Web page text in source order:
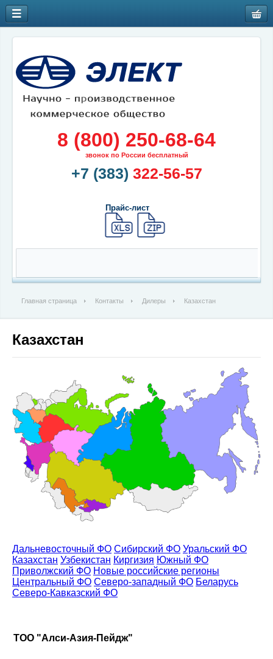
8 (800) 250-68-64
звонок по России бесплатный
+7 (383) 322-56-57
Прайс-лист
Главная страница Контакты Дилеры Казахстан
Казахстан
Дальневосточный ФО Сибирский ФО Уральский ФО
Казахстан Узбекистан Киргизия Южный ФО
Приволжский ФО Новые российские регионы
Центральный ФО Северо-западный ФО Беларусь
Северо-Кавказский ФО
ТОО "Алси-Азия-Пейдж"